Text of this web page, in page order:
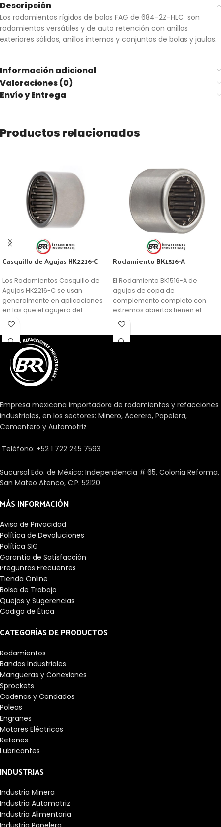
Descripción
Los rodamientos rígidos de bolas FAG de 684-2Z-HLC son
rodamientos versátiles y de auto retención con anillos
exteriores sólidos, anillos internos y conjuntos de bolas y jaulas.
Información adicional
Valoraciones (0)
Envío y Entrega
Productos relacionados
Casquillo de Agujas HK2216-C
Los Rodamientos Casquillo de
Agujas HK2216-C se usan
generalmente en aplicaciones
en las que el agujero del
soporte no se puede usar como
camino de rodadura de una
corona de agujas, pero se
requiere una disposición de
rodamientos muy compacta y
económica.
Rodamiento BK1516-A
El Rodamiento BK1516-A de
agujas de copa de
complemento completo con
extremos abiertos tienen el
número máximo de rodillos de
aguja y, por lo tanto, ofrecen
una capacidad de carga
Empresa mexicana importadora de rodamientos y refacciones
industriales, en los sectores: Minero, Acerero, Papelera,
Cementero y Automotriz
Teléfono: +52 1 722 245 7593
Sucursal Edo. de México: Independencia # 65, Colonia Reforma,
San Mateo Atenco, C.P. 52120
MÁS INFORMACIÓN
Aviso de Privacidad
Política de Devoluciones
Política SIG
Garantía de Satisfacción
Preguntas Frecuentes
Tienda Online
Bolsa de Trabajo
Quejas y Sugerencias
Código de Ética
CATEGORÍAS DE PRODUCTOS
Rodamientos
Bandas Industriales
Mangueras y Conexiones
Sprockets
Cadenas y Candados
Poleas
Engranes
Motores Eléctricos
Retenes
Lubricantes
INDUSTRIAS
Industria Minera
Industria Automotriz
Industria Alimentaria
Industria Papelera